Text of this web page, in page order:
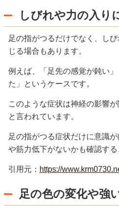
しびれや力の入り
足の指がつるだけでなく、し
じる場合もあります。
例えば、「足先の感覚が鈍い
た」というケースです。
このような症状は神経の影響
と言われています。
足の指がつる症状だけに意識
や筋力低下がないかも確認する
引用元： https://
足の色の変化や強